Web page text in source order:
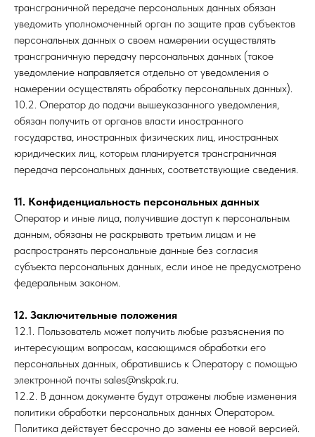
трансграничной передаче персональных данных обязан
уведомить уполномоченный орган по защите прав субъектов
персональных данных о своем намерении осуществлять
трансграничную передачу персональных данных (такое
уведомление направляется отдельно от уведомления о
намерении осуществлять обработку персональных данных).
10.2. Оператор до подачи вышеуказанного уведомления,
обязан получить от органов власти иностранного
государства, иностранных физических лиц, иностранных
юридических лиц, которым планируется трансграничная
передача персональных данных, соответствующие сведения.
11. Конфиденциальность персональных данных
Оператор и иные лица, получившие доступ к персональным
данным, обязаны не раскрывать третьим лицам и не
распространять персональные данные без согласия
субъекта персональных данных, если иное не предусмотрено
федеральным законом.
12. Заключительные положения
12.1. Пользователь может получить любые разъяснения по
интересующим вопросам, касающимся обработки его
персональных данных, обратившись к Оператору с помощью
электронной почты sales@nskpak.ru.
12.2. В данном документе будут отражены любые изменения
политики обработки персональных данных Оператором.
Политика действует бессрочно до замены ее новой версией.